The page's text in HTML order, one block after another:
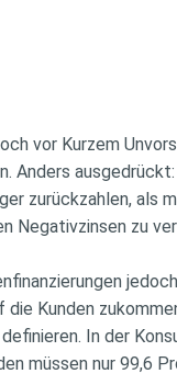
vor Kurzem
Anders
zurückzahlen, als
Negativzinsen zu
Kunden
In der
müssen nur 99,6